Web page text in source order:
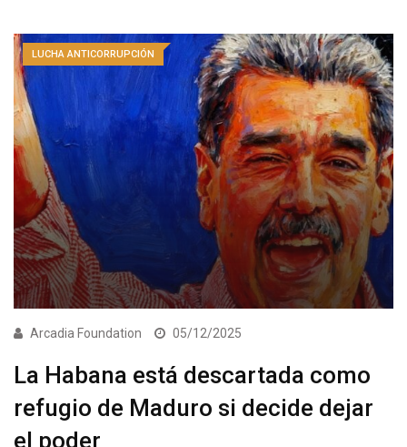
LUCHA ANTICORRUPCIÓN
Arcadia Foundation 05/12/2025
La Habana está descartada como
refugio de Maduro si decide dejar
el poder